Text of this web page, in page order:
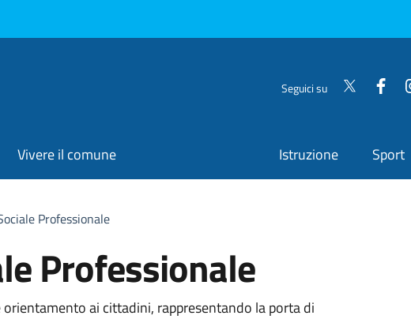
Seguici su
Vivere il comune Istruzione Sport
Professionale
Professionale
ai cittadini, rappresentando la porta di